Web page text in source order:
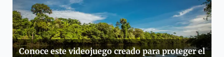
Conoce este videojuego creado para proteger el